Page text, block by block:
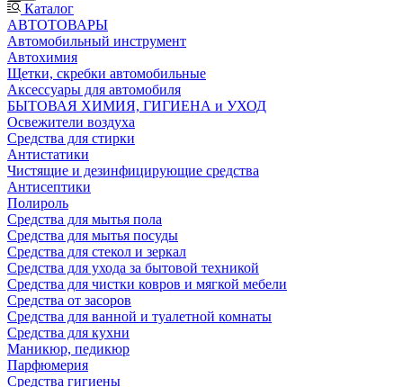
Каталог
АВТОТОВАРЫ
Автомобильный инструмент
Автохимия
Щетки, скребки автомобильные
Аксессуары для автомобиля
БЫТОВАЯ ХИМИЯ, ГИГИЕНА и УХОД
Освежители воздуха
Средства для стирки
Антистатики
Чистящие и дезинфицирующие средства
Антисептики
Полироль
Средства для мытья пола
Средства для мытья посуды
Средства для стекол и зеркал
Средства для ухода за бытовой техникой
Средства для чистки ковров и мягкой мебели
Средства от засоров
Средства для ванной и туалетной комнаты
Средства для кухни
Маникюр, педикюр
Парфюмерия
Средства гигиены